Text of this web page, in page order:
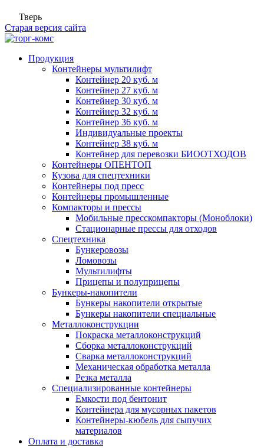
Тверь
Старая версия сайта
Продукция
Контейнеры мультилифт
Контейнер 20 куб. м
Контейнер 27 куб. м
Контейнер 30 куб. м
Контейнер 32 куб. м
Контейнер 36 куб. м
Индивидуальные проекты
Контейнер 38 куб. м
Контейнер для перевозки БИООТХОДОВ
Контейнеры ОПЕНТОП
Кузова для спецтехники
Контейнеры под пресс
Контейнеры промышленные
Компакторы и прессы
Мобильные пресскомпакторы (Моноблоки)
Стационарные прессы для отходов
Спецтехника
Бункеровозы
Ломовозы
Мультилифты
Прицепы и полуприцепы
Бункеры-накопители
Бункеры накопители открытые
Бункеры накопители специальные
Металлоконструкции
Покраска металлоконструкций
Сборка металлоконструкций
Сварка металлоконструкций
Механическая обработка металла
Резка металла
Специализированные контейнеры
Емкости под бентонит
Контейнера для мусорных пакетов
Контейнеры-кюбель для сыпучих
материалов
Оплата и доставка